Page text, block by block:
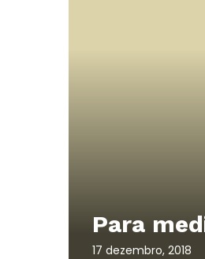
Para
17 dezembro, 2018